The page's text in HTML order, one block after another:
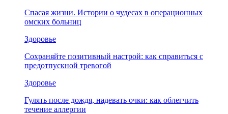
Спасая жизни. Истории о чудесах в операционных
омских больниц
Здоровье
Сохраняйте позитивный настрой: как справиться с
предотпускной тревогой
Здоровье
Гулять после дождя, надевать очки: как облегчить
течение аллергии